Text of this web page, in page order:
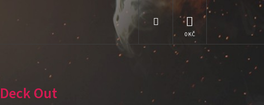
Hledat
NÁKUPNÍ
KOŠÍK
Deck Out